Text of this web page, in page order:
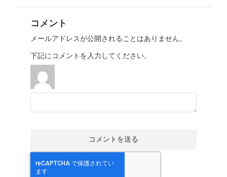
コメント
メールアドレスが公開されることはありません。
下記にコメントを入力してください。